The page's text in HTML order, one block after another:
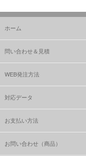
ホーム
問い合わせ＆見積
WEB発注方法
対応データ
お支払い方法
お問い合わせ（商品）